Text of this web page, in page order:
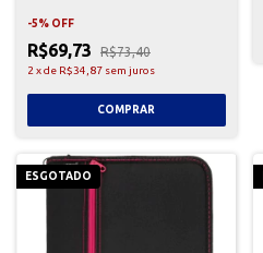
-5% OFF
R$69,73 R$73,40
2 xde R$34,87 sem juros
ESGOTADO